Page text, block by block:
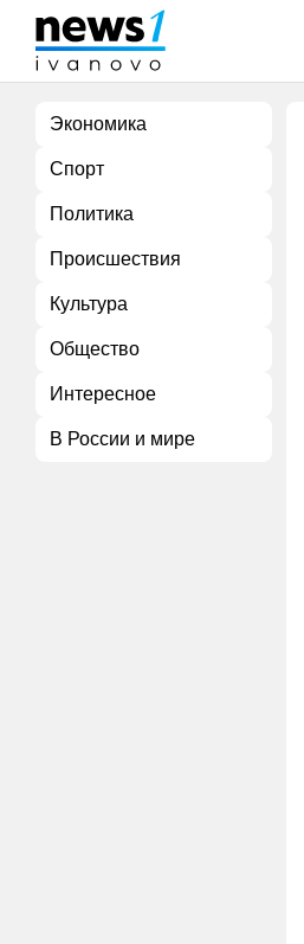
Экономика
Спорт
Политика
Происшествия
Культура
Общество
Интересное
В России и мире